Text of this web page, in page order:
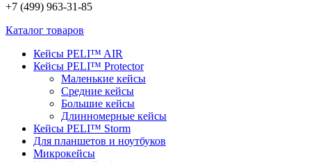
+7 (499) 963-31-85
Каталог товаров
Кейсы PELI™ AIR
Кейсы PELI™ Protector
Маленькие кейсы
Средние кейсы
Большие кейсы
Длинномерные кейсы
Кейсы PELI™ Storm
Для планшетов и ноутбуков
Микрокейсы